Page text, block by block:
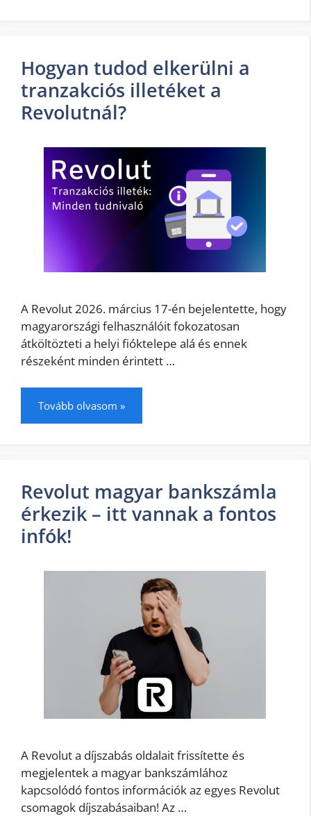
Hogyan tudod elkerülni a
tranzakciós illetéket a
Revolutnál?
A Revolut 2026. március 17-én bejelentette, hogy
magyarországi felhasználóit fokozatosan
átköltözteti a helyi fióktelepe alá és ennek
részeként minden érintett …
Tovább olvasom »
Revolut magyar bankszámla
érkezik – itt vannak a fontos
infók!
A Revolut a díjszabás oldalait frissítette és
megjelentek a magyar bankszámlához
kapcsolódó fontos információk az egyes Revolut
csomagok díjszabásaiban! Az …